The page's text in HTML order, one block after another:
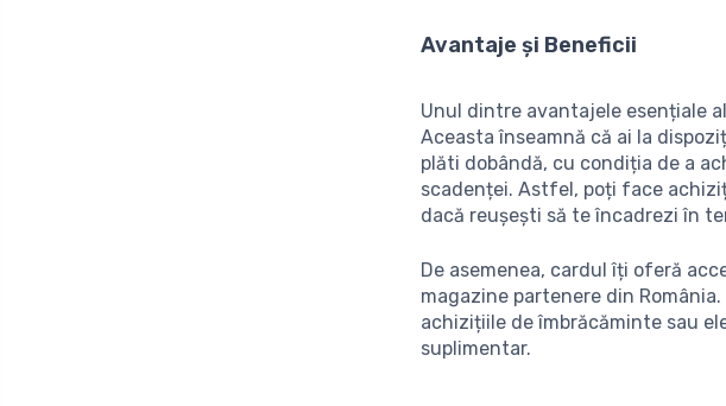
Avantaje și Beneficii
Unul dintre avantajele esențiale
Aceasta înseamnă că ai la
plăti dobândă, cu condiția de a
scadenței. Astfel, poți face
dacă reușești să te încadrezi în
De asemenea, cardul îți oferă
magazine partenere din
achizițiile de îmbrăcăminte sau
suplimentar.